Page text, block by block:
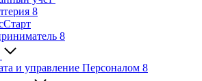
8
8
и управление Персона­лом 8